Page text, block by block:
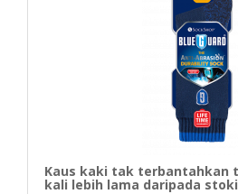
Kaus kaki tak terbantahkan
kali lebih lama daripada